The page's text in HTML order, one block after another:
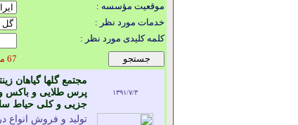
موقعیت مؤسسه :
خدمات مورد نظر :
کلمه کلیدی مورد نظر :
67 مورد یافت شد
۱۳۹۱/۷/۳
مجتمع گلها گیاهان
پرس طلایی و باکس
جزیی و کلی حیاط
تولید و فروش انواع